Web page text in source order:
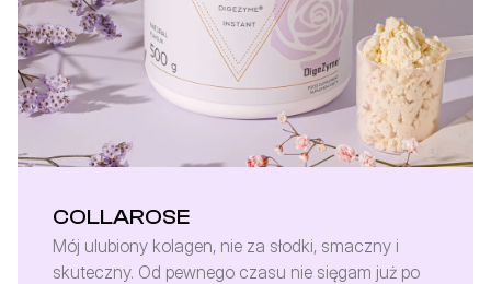
COLLAROSE
Mój ulubiony kolagen, nie za słodki, smaczny i
skuteczny. Od pewnego czasu nie sięgam już po